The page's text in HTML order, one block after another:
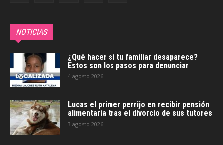
NOTICIAS
¿Qué hacer si tu familiar desaparece?
Estos son los pasos para denunciar
4 agosto 2026
Lucas el primer perrijo en recibir pensión
alimentaria tras el divorcio de sus tutores
3 agosto 2026